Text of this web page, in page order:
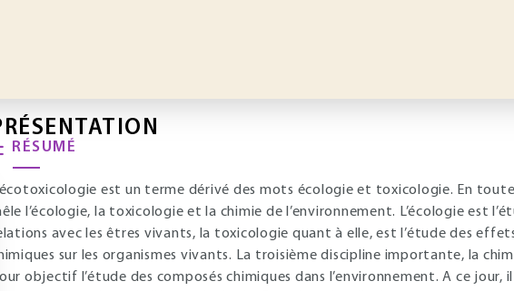
RÉSUMÉ
est un terme dérivé des mots écologie et toxicologie. En
l’écologie, la toxicologie et la chimie de l’environnement. L’écologie est
avec les êtres vivants, la toxicologie quant à elle, est l’étude des
sur les organismes vivants. La troisième discipline importante, la
objectif l’étude des composés chimiques dans l’environnement. A ce jour,